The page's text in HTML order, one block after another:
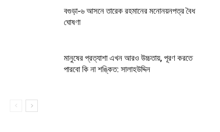
বগুড়া-৬ আসনে তারেক রহমানের মনোনয়নপত্র বৈধ
ঘোষণা
মানুষের প্রত্যাশা এখন আরও উচ্চতায়, পূরণ করতে
পারবো কি না শঙ্কিত: সালাহউদ্দিন